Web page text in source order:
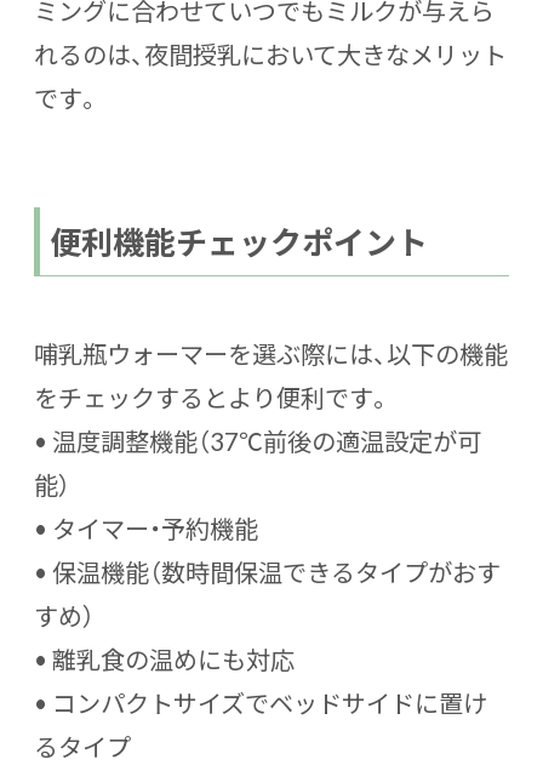
ミングに合わせていつでもミルクが与えら
れるのは、夜間授乳において大きなメリット
です。
便利機能チェックポイント
哺乳瓶ウォーマーを選ぶ際には、以下の機能
をチェックするとより便利です。
• 温度調整機能（37℃前後の適温設定が可
能）
• タイマー・予約機能
• 保温機能（数時間保温できるタイプがおす
すめ）
• 離乳食の温めにも対応
• コンパクトサイズでベッドサイドに置け
るタイプ